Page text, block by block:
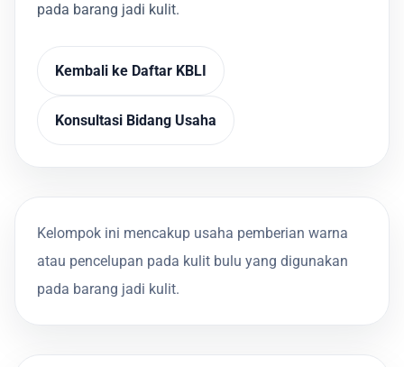
pada barang jadi kulit.
Kembali ke Daftar KBLI
Konsultasi Bidang Usaha
Kelompok ini mencakup usaha pemberian warna
atau pencelupan pada kulit bulu yang digunakan
pada barang jadi kulit.